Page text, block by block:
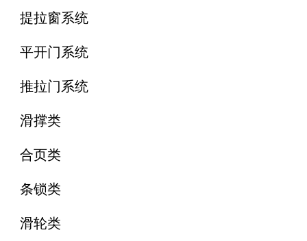
提拉窗系统
平开门系统
推拉门系统
滑撑类
合页类
条锁类
滑轮类